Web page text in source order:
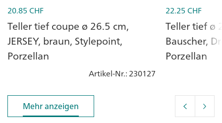
20.85 CHF
Teller tief coupe ø 26.5 cm,
JERSEY, braun, Stylepoint,
Porzellan
Artikel-Nr.: 230127
22.25 CHF
Teller tief ø
Bauscher,
Porzellan
Mehr anzeigen
Mehr anzeigen